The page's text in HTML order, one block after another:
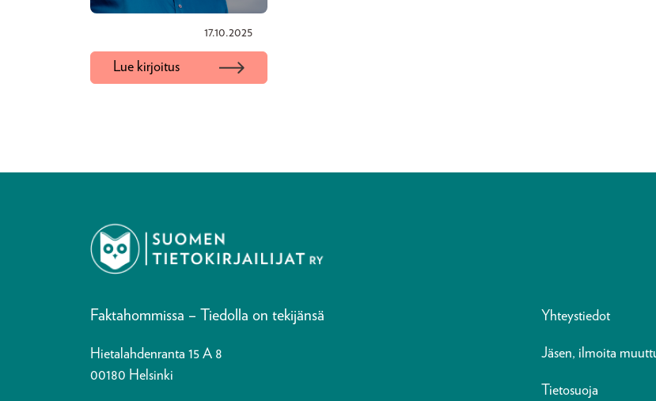
17.10.2025
Lue kirjoitus
Faktahommissa – Tiedolla on tekijänsä
Hietalahdenranta 15 A 8
00180 Helsinki
Yhteystiedot
Jäsen, ilmoita
Tietosuoja